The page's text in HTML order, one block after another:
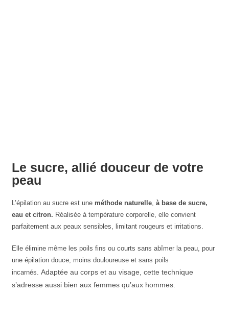
Le sucre, allié douceur de votre
peau
L’épilation au sucre est une méthode naturelle, à base de sucre,
eau et citron. Réalisée à température corporelle, elle convient
parfaitement aux peaux sensibles, limitant rougeurs et irritations.
Elle élimine même les poils fins ou courts sans abîmer la peau, pour
une épilation douce, moins douloureuse et sans poils
incarnés. Adaptée au corps et au visage, cette technique
s’adresse aussi bien aux femmes qu’aux hommes.